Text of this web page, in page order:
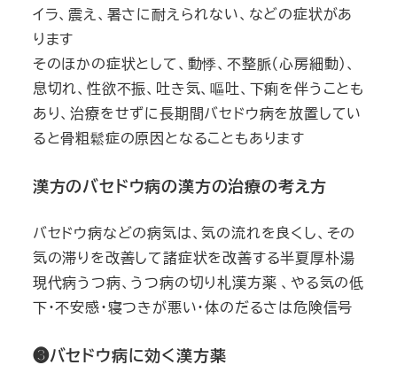
イラ、震え、暑さに耐えられない、などの症状があ
ります
そのほかの症状として、動悸、不整脈（心房細動）、
息切れ、性欲不振、吐き気、嘔吐、下痢を伴うことも
あり、治療をせずに長期間バセドウ病を放置してい
ると骨粗鬆症の原因となることもあります
漢方のバセドウ病の漢方の治療の考え方
バセドウ病などの病気は、気の流れを良くし、その
気の滞りを改善して諸症状を改善する半夏厚朴湯
現代病うつ病、うつ病の切り札漢方薬 、やる気の低
下・不安感・寝つきが悪い・体のだるさは危険信号
❸バセドウ病に効く漢方薬